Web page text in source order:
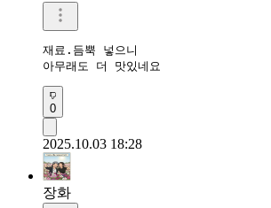
재료.듬뿍 넣으니
아무래도 더 맛있네요
0
2025.10.03 18:28
장화